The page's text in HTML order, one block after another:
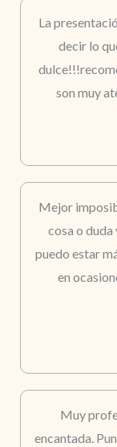
La
decir lo
son muy
Mejor
cosa o
puedo estar
en
Muy
encantada.